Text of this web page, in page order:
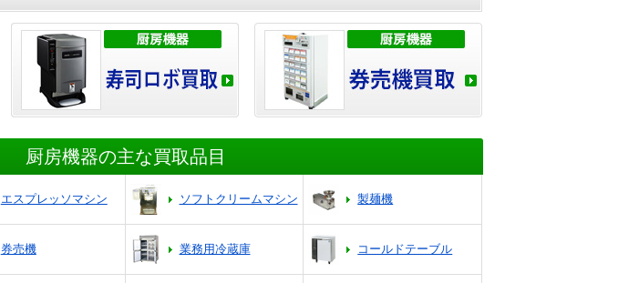
厨房機器の主な買取品目
エスプレッソマシン ソフトクリームマシン 製麺機
券売機 業務用冷蔵庫 コールドテーブル